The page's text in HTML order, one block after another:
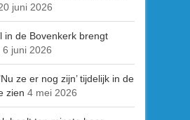
juni 2026
in de Bovenkerk brengt
6 juni 2026
ze er nog zijn’ tijdelijk in de
zien 4 mei 2026